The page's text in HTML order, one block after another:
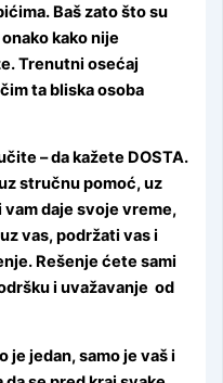
Baš zato što su
kako nije
Trenutni osećaj
ta bliska osoba
– da kažete DOSTA.
stručnu pomoć, uz
daje svoje vreme,
vas, podržati vas i
Rešenje ćete sami
i uvažavanje od
je jedan, samo je vaš i